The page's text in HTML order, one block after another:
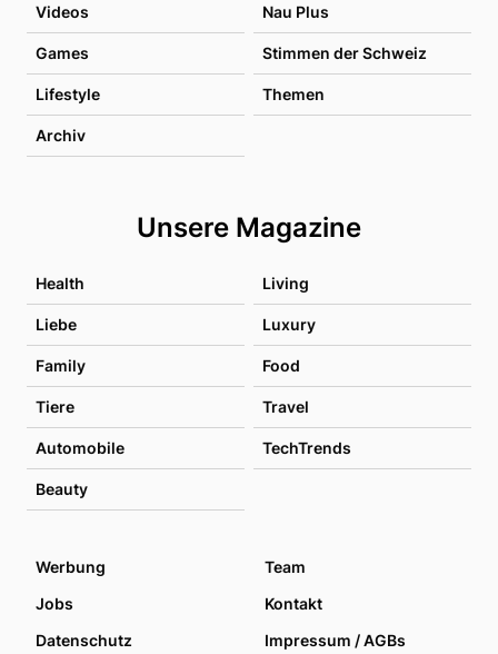
Videos Nau Plus
Games Stimmen der Schweiz
Lifestyle Themen
Archiv
Unsere Magazine
Health Living
Liebe Luxury
Family Food
Tiere Travel
Automobile TechTrends
Beauty
Werbung
Team
Jobs
Kontakt
Datenschutz
Impressum / AGBs